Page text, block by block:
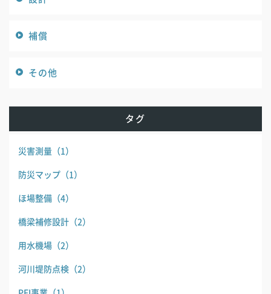
補償
その他
タグ
災害測量 （1）
防災マップ （1）
ほ場整備 （4）
橋梁補修設計 （2）
用水機場 （2）
河川堤防点検 （2）